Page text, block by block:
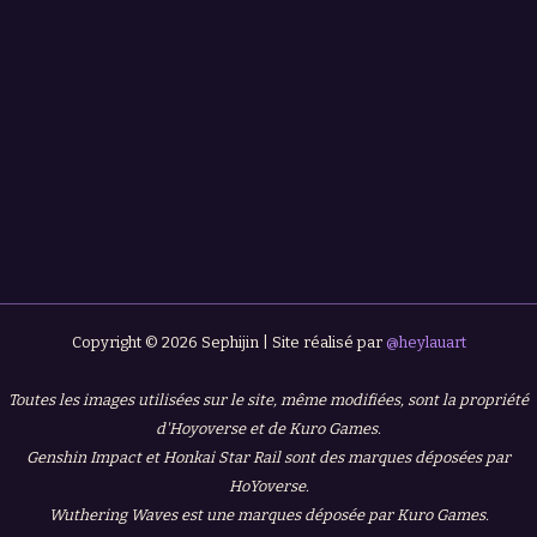
Copyright © 2026 Sephijin | Site réalisé par @heylauart
Toutes les images utilisées sur le site, même modifiées, sont la propriété
d'Hoyoverse et de Kuro Games.
Genshin Impact et Honkai Star Rail sont des marques déposées par
HoYoverse.
Wuthering Waves est une marques déposée par Kuro Games.